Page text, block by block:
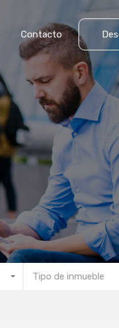
Contacto
Tipo de inmueble